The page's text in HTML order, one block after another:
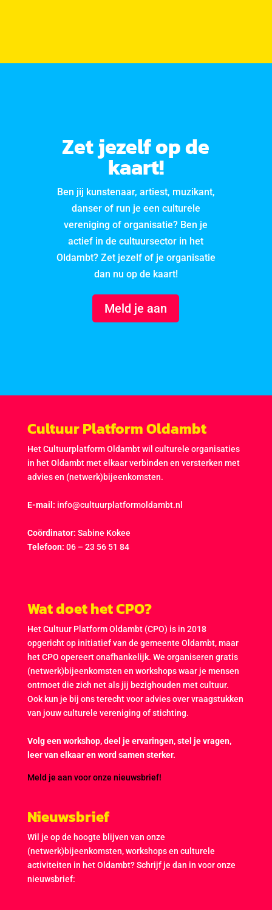
Zet jezelf op de
kaart!
Ben jij kunstenaar, artiest, muzikant,
danser of run je een culturele
vereniging of organisatie? Ben je
actief in de cultuursector in het
Oldambt? Zet jezelf of je organisatie
dan nu op de kaart!
Meld je aan
Cultuur Platform Oldambt
Het Cultuurplatform Oldambt wil culturele organisaties
in het Oldambt met elkaar verbinden en versterken met
advies en (netwerk)bijeenkomsten.
E-mail: info@cultuurplatformoldambt.nl
Coördinator: Sabine Kokee
Telefoon: 06 – 23 56 51 84
Wat doet het CPO?
Het Cultuur Platform Oldambt (CPO) is in 2018
opgericht op initiatief van de gemeente Oldambt, maar
het CPO opereert onafhankelijk. We organiseren gratis
(netwerk)bijeenkomsten en workshops waar je mensen
ontmoet die zich net als jij bezighouden met cultuur.
Ook kun je bij ons terecht voor advies over vraagstukken
van jouw culturele vereniging of stichting.
Volg een workshop, deel je ervaringen, stel je vragen,
leer van elkaar en word samen sterker.
Meld je aan voor onze nieuwsbrief!
Nieuwsbrief
Wil je op de hoogte blijven van onze
(netwerk)bijeenkomsten, workshops en culturele
activiteiten in het Oldambt? Schrijf je dan in voor onze
nieuwsbrief: